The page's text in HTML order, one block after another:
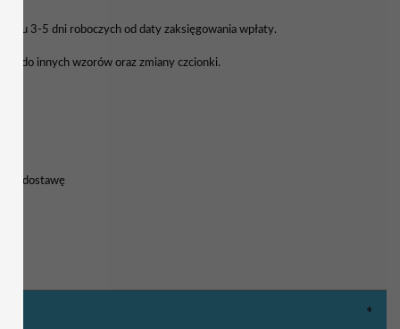
3-5 dni roboczych od daty zaksięgowania wpłaty.
do innych wzorów oraz zmiany czcionki.
na dostawę